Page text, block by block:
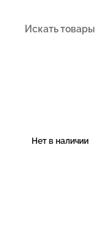
Нет в наличии